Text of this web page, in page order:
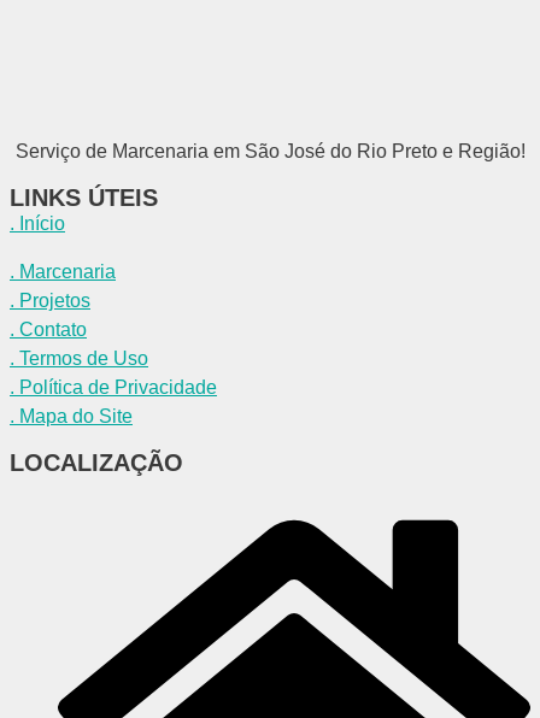
Serviço de Marcenaria em São José do Rio Preto e Região!
LINKS ÚTEIS​
. Início
. Marcenaria
. Projetos
. Contato
. Termos de Uso
. Política de Privacidade
. Mapa do Site
LOCALIZAÇÃO